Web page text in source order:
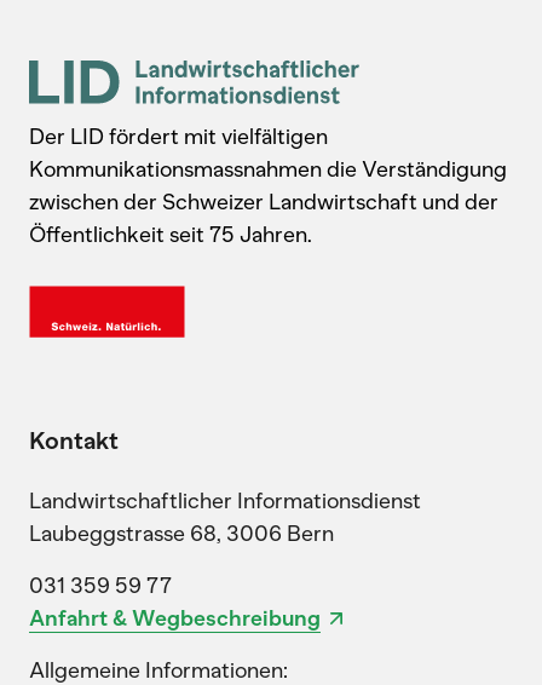
Der LID fördert mit vielfältigen
Kommunikationsmassnahmen die Verständigung
zwischen der Schweizer Landwirtschaft und der
Öffentlichkeit seit 75 Jahren.
Kontakt
Landwirtschaftlicher Informationsdienst
Laubeggstrasse 68, 3006 Bern
031 359 59 77
Anfahrt & Wegbeschreibung
Allgemeine Informationen: